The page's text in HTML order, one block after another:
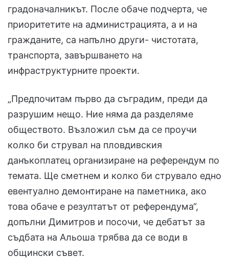
градоначалникът. После обаче подчерта, че
приоритетите на администрацията, а и на
гражданите, са напълно други- чистотата,
транспорта, завършването на
инфраструктурните проекти.
„Предпочитам първо да съградим, преди да
разрушим нещо. Ние няма да разделяме
обществото. Възложил съм да се проучи
колко би струвал на пловдивския
данъкоплатец организиране на референдум по
темата. Ще сметнем и колко би струвало едно
евентуално демонтиране на паметника, ако
това обаче е резултатът от референдума“,
допълни Димитров и посочи, че дебатът за
съдбата на Альоша трябва да се води в
общински съвет.